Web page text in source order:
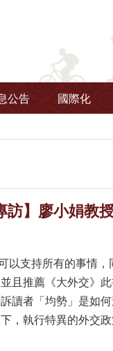
公告 國際化
訪】廖小娟教
支持所有的事情，
且推薦《大外交》
讀者「均勢」是如
，執行特異的外交政